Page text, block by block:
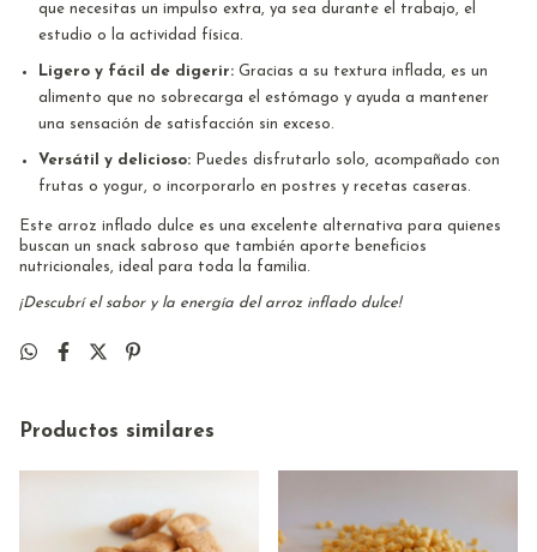
que necesitas un impulso extra, ya sea durante el trabajo, el
estudio o la actividad física.
Ligero y fácil de digerir: Gracias a su textura inflada, es un
alimento que no sobrecarga el estómago y ayuda a mantener
una sensación de satisfacción sin exceso.
Versátil y delicioso: Puedes disfrutarlo solo, acompañado con
frutas o yogur, o incorporarlo en postres y recetas caseras.
Este arroz inflado dulce es una excelente alternativa para quienes
buscan un snack sabroso que también aporte beneficios
nutricionales, ideal para toda la familia.
¡Descubrí el sabor y la energía del arroz inflado dulce!
Productos similares